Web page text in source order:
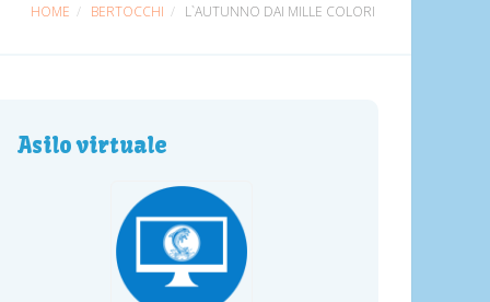
HOME BERTOCCHI L`AUTUNNO DAI MILLE COLORI
Asilo virtuale